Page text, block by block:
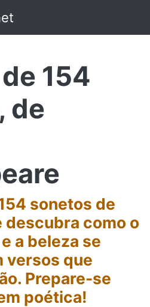
154
de
sonetos de
descubra como o
a beleza se
versos que
Prepare-se
poética!